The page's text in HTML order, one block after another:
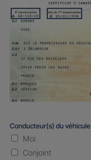
Conducteur(s) du véhicule
Moi
Conjoint